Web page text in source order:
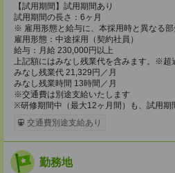
【試用期間】試用期間あり
試用期間の長さ：6ヶ月
※ 雇用形態と給与に、本採用時と異なる部
雇用形態：中途採用（契約社員）
給与：月給 230,000円以上
上記額にはみなし残業代を含みます。※超
みなし残業代 21,329円／月
みなし残業時間 13時間／月
※交通費は別途支給いたします
※研修期間中（最大12ヶ月間）も、試用期
交通費別途支給あり
勤務地